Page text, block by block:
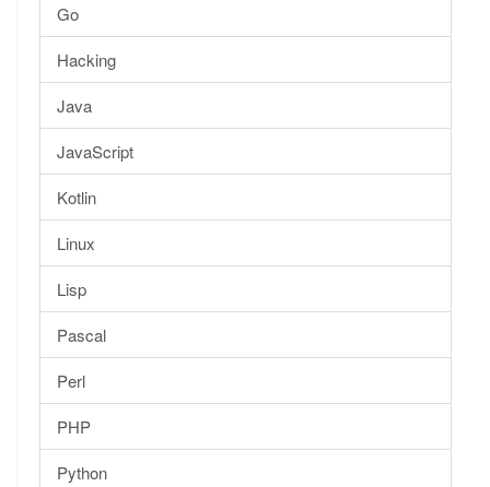
Go
Hacking
Java
JavaScript
Kotlin
Linux
Lisp
Pascal
Perl
PHP
Python